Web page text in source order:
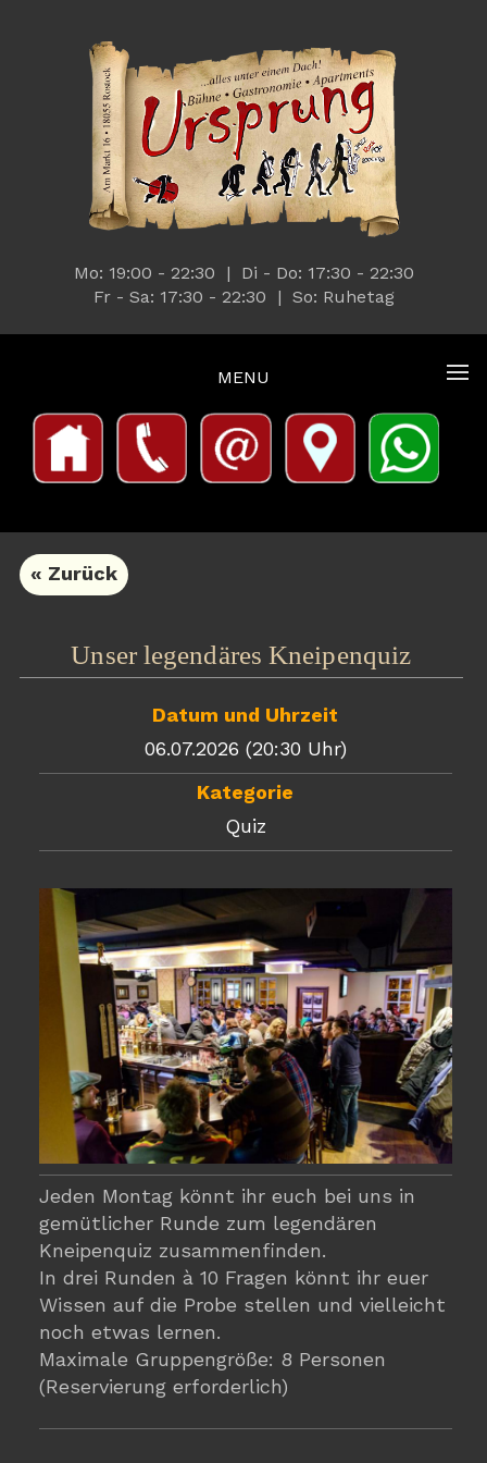
Mo: 19:00 - 22:30 | Di - Do: 17:30 - 22:30
Fr - Sa: 17:30 - 22:30 | So: Ruhetag
MENU
« Zurück
Unser legendäres Kneipenquiz
Datum und Uhrzeit
06.07.2026 (20:30 Uhr)
Kategorie
Quiz
Jeden Montag könnt ihr euch bei uns in
gemütlicher Runde zum legendären
Kneipenquiz zusammenfinden.
In drei Runden à 10 Fragen könnt ihr euer
Wissen auf die Probe stellen und vielleicht
noch etwas lernen.
Maximale Gruppengröße: 8 Personen
(Reservierung erforderlich)